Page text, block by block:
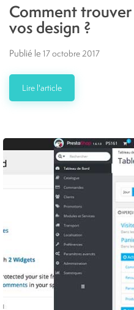
Comment
vos design ?
Publié le 17 octobre 2017
Lire l'article